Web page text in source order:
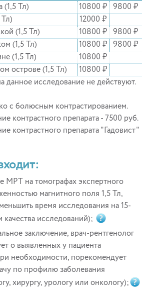
(1,5 Тл) 10800 ₽
9800 ₽
12000 ₽
(1,5 Тл)
10800 ₽
9800 ₽
(1,5 Тл)
10800 ₽
9800 ₽
(1,5 Тл)
10800 ₽
острове (1,5 Тл)
10800 ₽
данное исследование не действуют.
с болюсным контрастированием.
контрастного препарата - 7500 руб.
контрастного препарата "Гадовист"
МРТ на томографах экспертного
магнитного поля 1,5 Тл,
время исследования на 15-
качества исследований);
заключение, врач-рентгенолог
о выявленных у пациента
необходимости, порекомендует
по профилю заболевания
хирургу, урологу или онкологу);